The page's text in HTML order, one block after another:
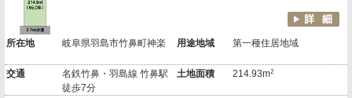
所在地 岐阜県羽島市竹鼻町神楽 用途地域 第一種住居地域
交通
名鉄竹鼻・羽島線 竹鼻駅
徒歩7分
土地面積 214.93m2